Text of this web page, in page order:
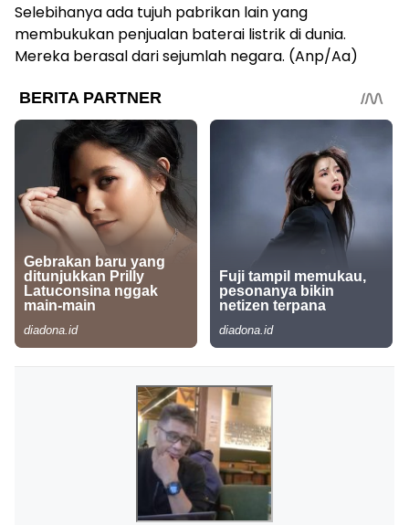
Selebihanya ada tujuh pabrikan lain yang
membukukan penjualan baterai listrik di dunia.
Mereka berasal dari sejumlah negara. (Anp/Aa)